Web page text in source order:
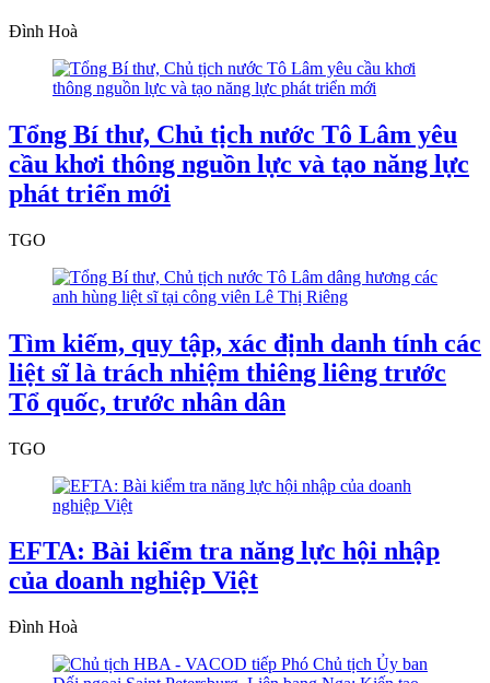
Đình Hoà
Tổng Bí thư, Chủ tịch nước Tô Lâm yêu
cầu khơi thông nguồn lực và tạo năng lực
phát triển mới
TGO
Tìm kiếm, quy tập, xác định danh tính các
liệt sĩ là trách nhiệm thiêng liêng trước
Tổ quốc, trước nhân dân
TGO
EFTA: Bài kiểm tra năng lực hội nhập
của doanh nghiệp Việt
Đình Hoà